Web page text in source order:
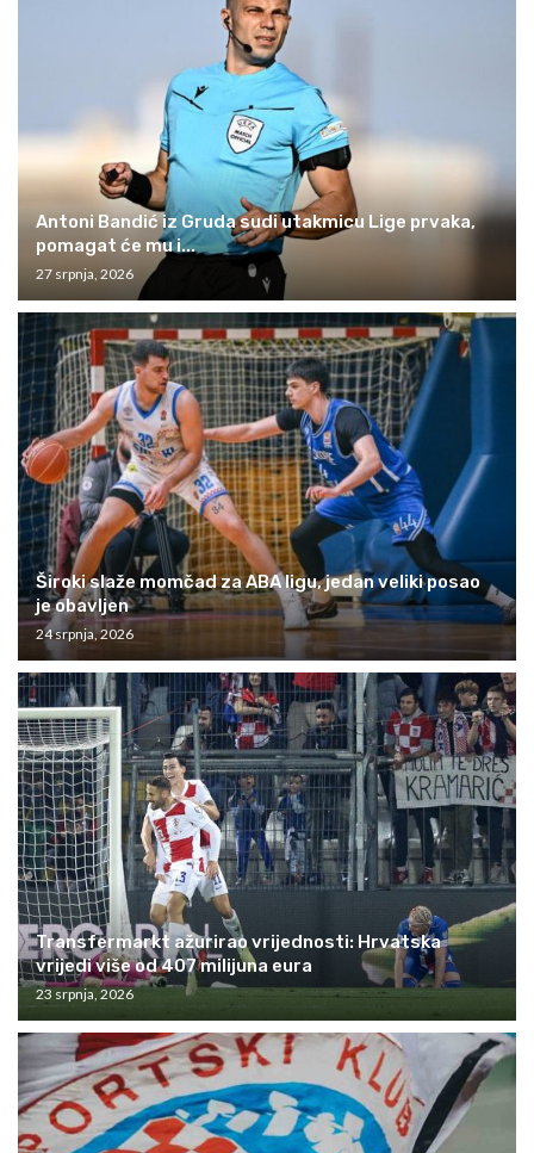
Antoni Bandić iz Gruda sudi utakmicu Lige prvaka,
pomagat će mu i...
27 srpnja, 2026
Široki slaže momčad za ABA ligu, jedan veliki posao
je obavljen
24 srpnja, 2026
Transfermarkt ažurirao vrijednosti: Hrvatska
vrijedi više od 407 milijuna eura
23 srpnja, 2026